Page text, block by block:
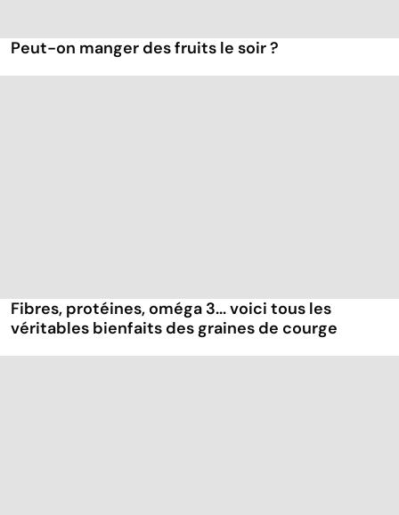
Peut-on manger des fruits le soir ?
Fibres, protéines, oméga 3... voici tous les
véritables bienfaits des graines de courge